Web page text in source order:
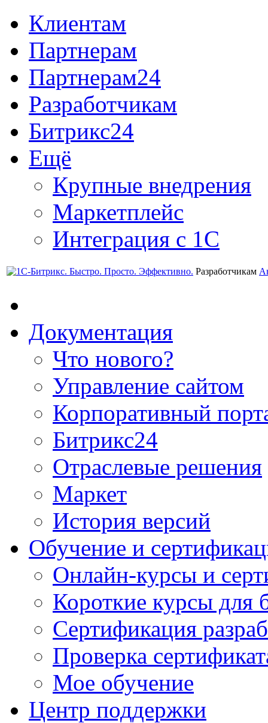
Клиентам
Партнерам
Партнерам24
Разработчикам
Битрикс24
Ещё
Крупные внедрения
Маркетплейс
Интеграция с 1С
Разработчикам
Документация
Что нового?
Управление сайтом
Корпоративный
Битрикс24
Отраслевые решения
Маркет
История версий
Обучение и
Онлайн-курсы и
Короткие курсы для
Сертификация
Проверка
Мое обучение
Центр поддержки